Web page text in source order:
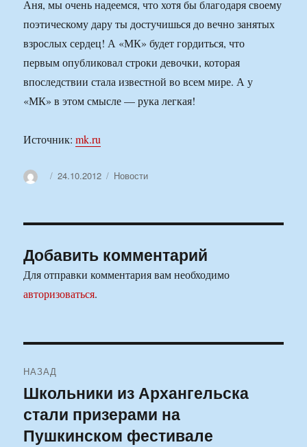
Аня, мы очень надеемся, что хотя бы благодаря своему
поэтическому дару ты достучишься до вечно занятых
взрослых сердец! А «МК» будет гордиться, что
первым опубликовал строки девочки, которая
впоследствии стала известной во всем мире. А у
«МК» в этом смысле — рука легкая!
Источник:mk.ru
АвторОпубликовано
24.10.2012 Рубрики
Новости
Добавить комментарий
Для отправки комментария вам необходимо
авторизоваться.
по
записям
НАЗАД
Предыдущая
запись:
Школьники из Архангельска
стали призерами на
Пушкинском фестивале